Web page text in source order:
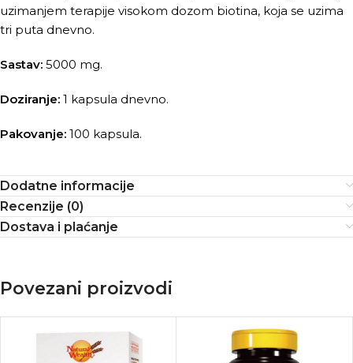
uzimanjem terapije visokom dozom biotina, koja se uzima
tri puta dnevno.
Sastav: 5000 mg.
Doziranje: 1 kapsula dnevno.
Pakovanje: 100 kapsula.
Dodatne informacije
Recenzije (0)
Dostava i plaćanje
Povezani proizvodi